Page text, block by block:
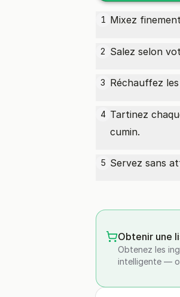
1 Mixez
2 Salez selon
3 Réchauffez les
4 Tartinez
cumin.
5 Servez sans
Obtenir une
Obtenez les
intelligente —